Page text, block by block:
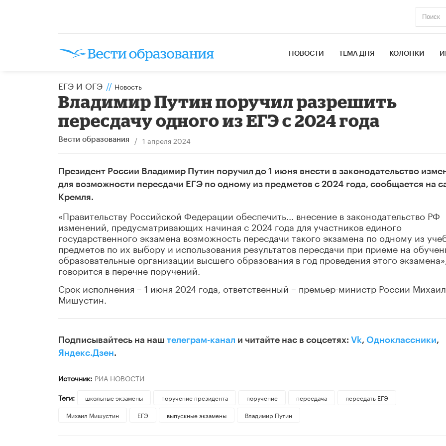
НОВОСТИ ТЕМА ДНЯ КОЛОНКИ
ЕГЭ И ОГЭ // Новость
Владимир Путин поручил разрешить
пересдачу одного из ЕГЭ с 2024 года
Вести образования / 1 апреля 2024
Президент России Владимир Путин поручил до 1 июня внести в законодательство
для возможности пересдачи ЕГЭ по одному из предметов с 2024 года, сообщается на
Кремля.
«Правительству Российской Федерации обеспечить... внесение в законодательство РФ
изменений, предусматривающих начиная с 2024 года для участников единого
государственного экзамена возможность пересдачи такого экзамена по одному из
предметов по их выбору и использования результатов пересдачи при приеме на
образовательные организации высшего образования в год проведения этого
говорится в перечне поручений.
Срок исполнения – 1 июня 2024 года, ответственный – премьер-министр России Михаил
Мишустин.
Подписывайтесь на наш телеграм-канал и читайте нас в соцсетях: Vk, Одноклассники,
Яндекс.Дзен.
Источник: РИА НОВОСТИ
Теги:
школьные экзамены поручение президента поручение пересдача
пересдать ЕГЭ
Михаил Мишустин
ЕГЭ выпускные экзамены Владимир Путин